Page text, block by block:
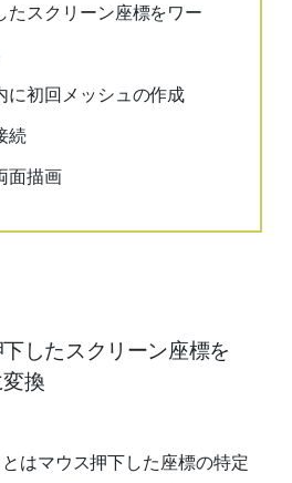
スクリーン座標をワー
初回メッシュの作成
続
描画
したスクリーン座標を
換
はマウス押下した座標の特定